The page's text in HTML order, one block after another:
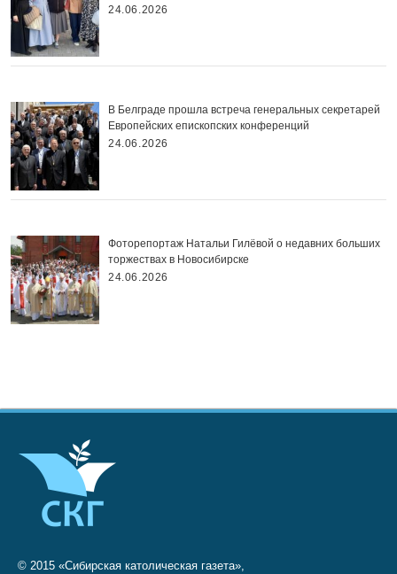
24.06.2026
В Белграде прошла встреча генеральных секретарей
Европейских епископских конференций
24.06.2026
Фоторепортаж Натальи Гилёвой о недавних больших
торжествах в Новосибирске
24.06.2026
© 2015 «Сибирская католическая газета»,